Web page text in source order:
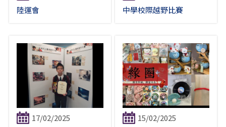
陸運會
中學校際越野比賽
17/02/2025
15/02/2025